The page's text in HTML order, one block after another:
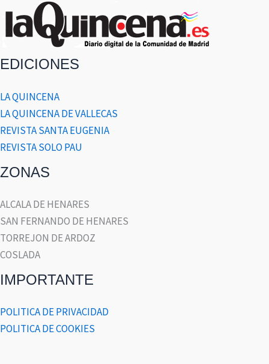
EDICIONES
LA QUINCENA
LA QUINCENA DE VALLECAS
REVISTA SANTA EUGENIA
REVISTA SOLO PAU
ZONAS
ALCALA DE HENARES
SAN FERNANDO DE HENARES
TORREJON DE ARDOZ
COSLADA
IMPORTANTE
POLITICA DE PRIVACIDAD
POLITICA DE COOKIES